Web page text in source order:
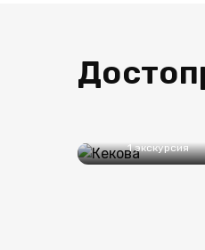
1 экскурсия